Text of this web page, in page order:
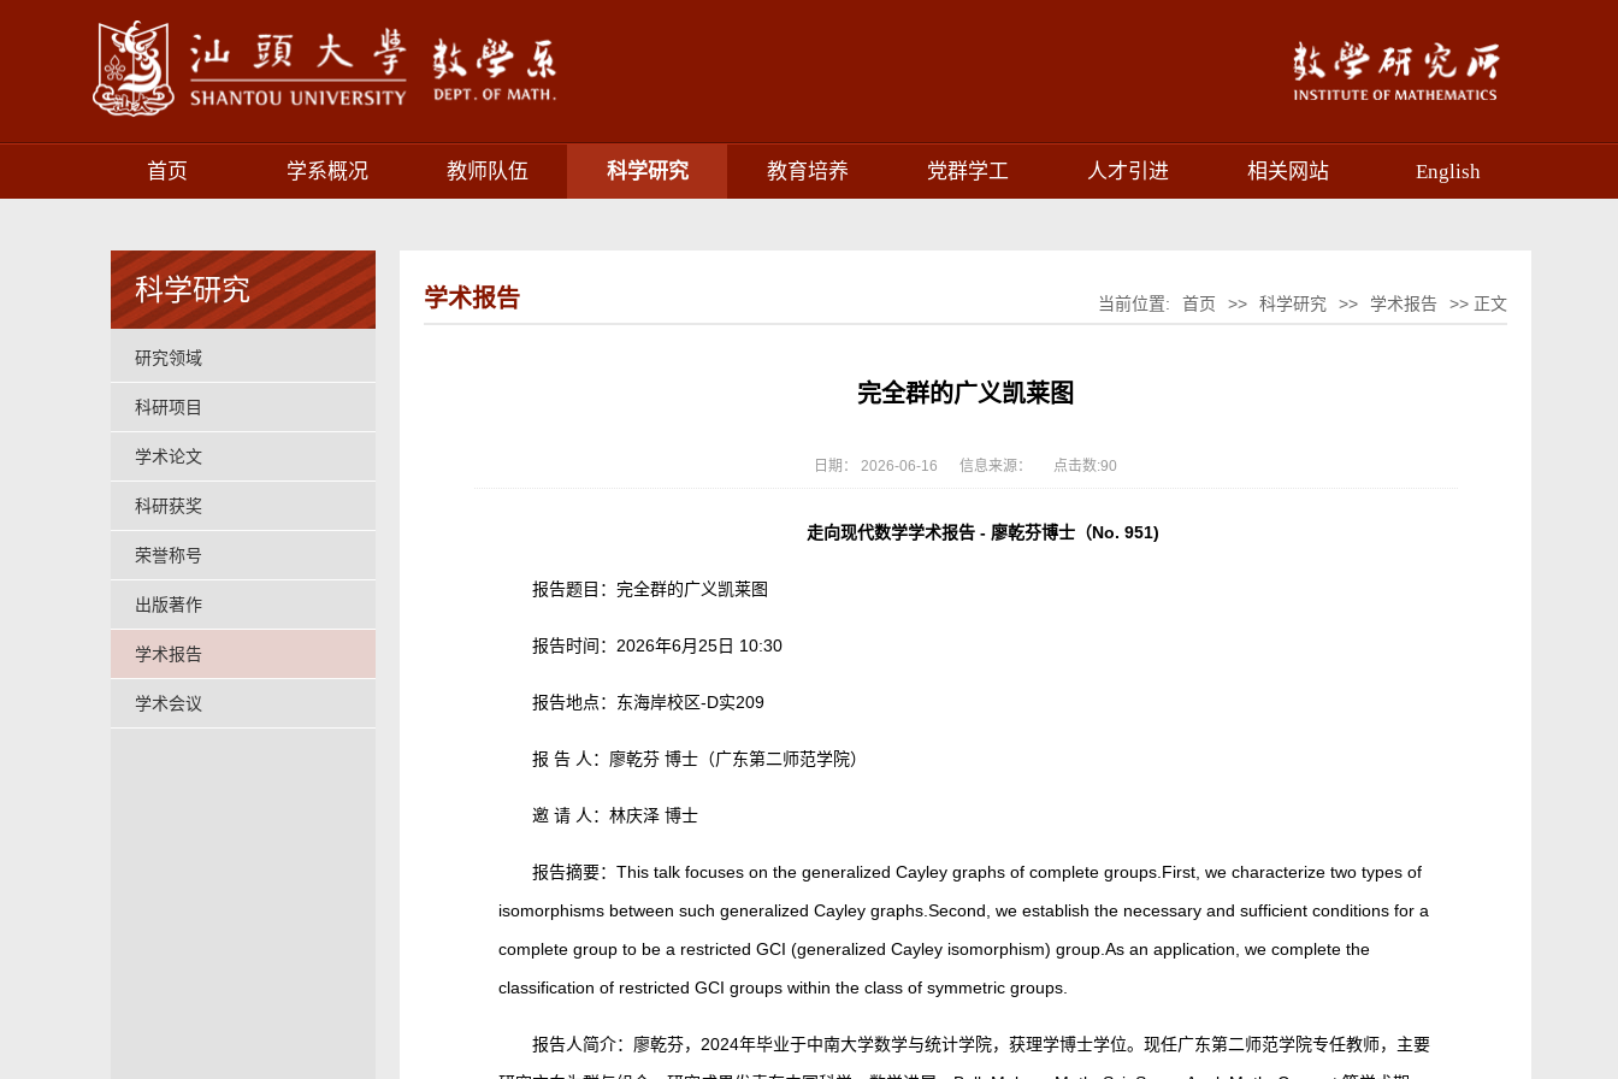
首页 学系概况 教师队伍 科学研究 教育培养 党群学工 人才引进 相关网站 English
科学研究
研究领域
科研项目
学术论文
科研获奖
荣誉称号
出版著作
学术报告
学术会议
学术报告 当前位置: 首页 >> 科学研究 >> 学术报告 >> 正文
完全群的广义凯莱图
日期： 2026-06-16 信息来源： 点击数:90
走向现代数学学术报告 - 廖乾芬博士（No. 951)
报告题目：完全群的广义凯莱图
报告时间：2026年6月25日 10:30
报告地点：东海岸校区-D实209
报 告 人：廖乾芬 博士（广东第二师范学院）
邀 请 人：林庆泽 博士
报告摘要：This talk focuses on the generalized Cayley graphs of complete groups.First, we characterize two types of
isomorphisms between such generalized Cayley graphs.Second, we establish the necessary and sufficient conditions for a
complete group to be a restricted GCI (generalized Cayley isomorphism) group.As an application, we complete the
classification of restricted GCI groups within the class of symmetric groups.
报告人简介：廖乾芬，2024年毕业于中南大学数学与统计学院，获理学博士学位。现任广东第二师范学院专任教师，主要